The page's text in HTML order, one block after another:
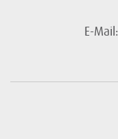
E-Mail: